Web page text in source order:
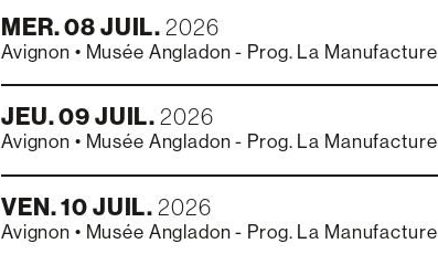
MER.08JUIL. 2026
Avignon • Musée Angladon - Prog. La Manufacture
JEU.09JUIL. 2026
Avignon • Musée Angladon - Prog. La Manufacture
VEN.10JUIL. 2026
Avignon • Musée Angladon - Prog. La Manufacture